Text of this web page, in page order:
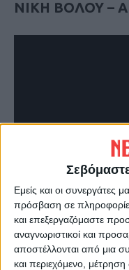
Εμείς και οι συνεργάτες
πρόσβαση σε
και επεξεργαζόμαστε
αναγνωριστικοί και
αποστέλλονται από μια
και περιεχόμενο,
ΝΙΚΗ ΒΟΛΟΥ –
ΑΝΑΓΕΝΝΗΣΗ –
0